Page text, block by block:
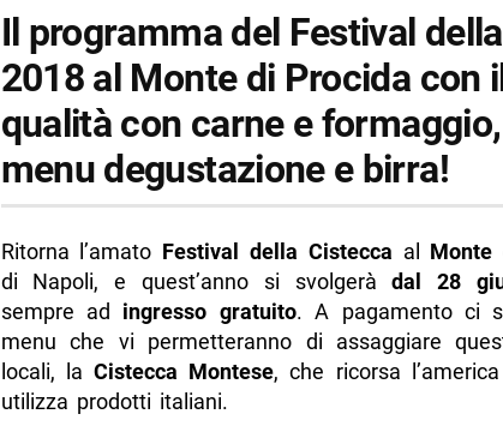
Il programma del Festival
2018 al Monte di Procida con
qualità con carne e
menu degustazione e birra!
Ritorna l’amato Festival della Cistecca al Monte
di Napoli, e quest’anno si svolgeràdal 28
sempre ad ingresso gratuito. A pagamento ci
menu che vi permetteranno di assaggiare
locali, la Cistecca Montese, che ricorsa
utilizza prodotti italiani.